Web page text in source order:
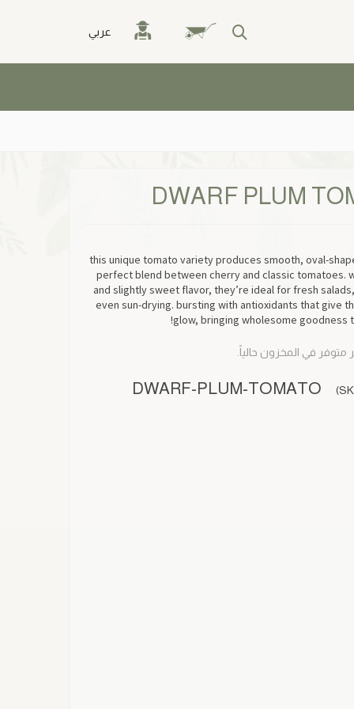
عربي
DWARF PLUM
this unique tomato variety produces smooth, oval-
perfect blend between cherry and classic tomatoes.
and slightly sweet flavor, they’re ideal for fresh
even sun-drying. bursting with antioxidants that give
glow, bringing wholesome goodness
متوفر في المخزون حالياً.
DWARF-PLUM-TOMATO